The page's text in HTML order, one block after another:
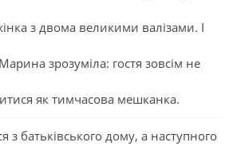
з двома великими валізами. І
зрозуміла: гостя зовсім не
як тимчасова мешканка.
з батьківського дому, а наступного